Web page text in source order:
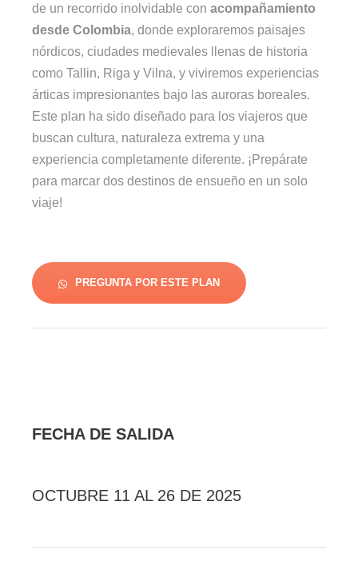
de un recorrido inolvidable con acompañamiento
desde Colombia, donde exploraremos paisajes
nórdicos, ciudades medievales llenas de historia
como Tallin, Riga y Vilna, y viviremos experiencias
árticas impresionantes bajo las auroras boreales.
Este plan ha sido diseñado para los viajeros que
buscan cultura, naturaleza extrema y una
experiencia completamente diferente. ¡Prepárate
para marcar dos destinos de ensueño en un solo
viaje!
PREGUNTA POR ESTE PLAN
FECHA DE SALIDA
OCTUBRE 11 AL 26 DE 2025